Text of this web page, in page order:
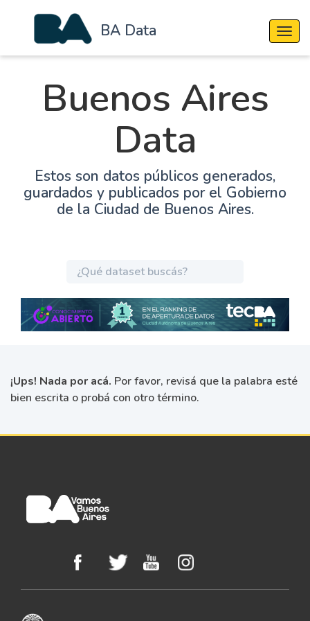
BA Data
Buenos Aires
Data
Estos son datos públicos generados,
guardados y publicados por el Gobierno
de la Ciudad de Buenos Aires.
¡Ups! Nada por acá. Por favor, revisá que la palabra esté
bien escrita o probá con otro término.